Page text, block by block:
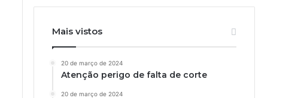
Mais vistos
20 de março de 2024
Atenção perigo de falta de corte
20 de março de 2024